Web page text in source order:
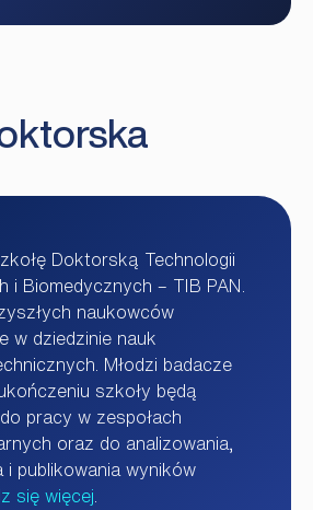
Doktorską Technologii
i Biomedycznych – TIB PAN.
naukowców
w dziedzinie nauk
Młodzi badacze
szkoły będą
pracy w zespołach
oraz do analizowania,
i publikowania wyników
się więcej.